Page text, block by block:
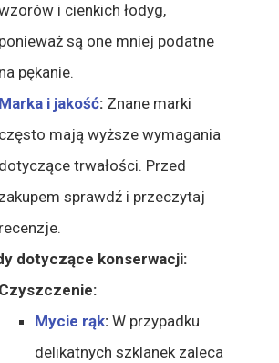
i cienkich łodyg,
ponieważ są one mniej podatne
na pękanie.
Marka i jakość: Znane marki
często mają wyższe wymagania
dotyczące trwałości. Przed
zakupem sprawdź i przeczytaj
recenzje.
dotyczące konserwacji:
Czyszczenie:
Mycie rąk: W przypadku
delikatnych szklanek zaleca